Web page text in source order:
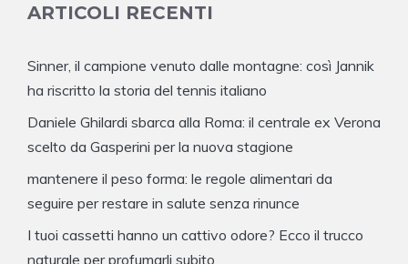
ARTICOLI RECENTI
Sinner, il campione venuto dalle montagne: così Jannik
ha riscritto la storia del tennis italiano
Daniele Ghilardi sbarca alla Roma: il centrale ex Verona
scelto da Gasperini per la nuova stagione
mantenere il peso forma: le regole alimentari da
seguire per restare in salute senza rinunce
I tuoi cassetti hanno un cattivo odore? Ecco il trucco
naturale per profumarli subito